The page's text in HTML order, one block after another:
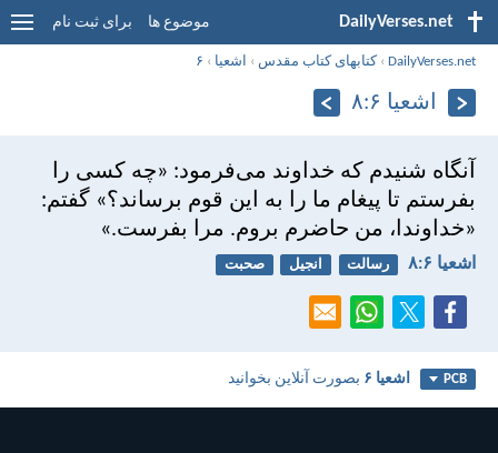
DailyVerses.net موضوع ها برای ثبت نام
DailyVerses.net
›کتابهای کتاب مقدس › اشعيا › ۶
اشعيا ۶:‏۸
آنگاه شنيدم كه خداوند می‌فرمود: «چه كسی را
بفرستم تا پيغام ما را به اين قوم برساند؟» گفتم:
«خداوندا، من حاضرم بروم. مرا بفرست.»
اشعيا ۶:‏۸ رسالت انجیل صحبت
PCB اشعيا ۶ بصورت آنلاین بخوانید